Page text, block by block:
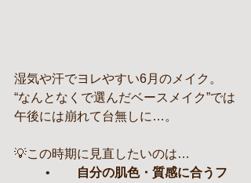
湿気や汗でヨレやすい6月のメイク。
“なんとなくで選んだベースメイク”では
午後には崩れて台無しに…。
💡この時期に見直したいのは…
自分の肌色・質感に合うフ